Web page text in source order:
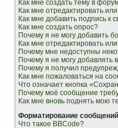
Как мне создать тему в
Как мне отредактировать
Как мне добавить подпись к
Как мне создать опрос?
Почему я не могу добавить
Как мне отредактировать
Почему мне недоступны
Почему я не могу добавлять
Почему я получил
Как мне пожаловаться на
Что означает кнопка
Почему моё сообщение
Как мне вновь поднять мою
Форматирование
Что такое BBCode?